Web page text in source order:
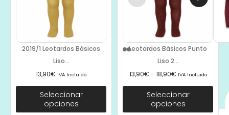
2019/1 Leotardos Básicos
Liso...
13,90€ IVA Incluido
Seleccionar
opciones
Leotardos Básicos Punto
Liso 2...
13,90€ - 18,90€ IVA Incluido
Seleccionar
opciones